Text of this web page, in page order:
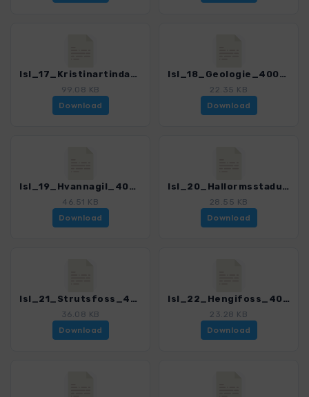
Isl_17_Kristinartindar_4005_9.gpx
99.08 KB
Download
Isl_18_Geologie_4005_9.gpx
22.35 KB
Download
Isl_19_Hvannagil_4005_9.gpx
46.51 KB
Download
Isl_20_Hallormsstadur_2_4005_9.gpx
28.55 KB
Download
Isl_21_Strutsfoss_4005_9.gpx
36.08 KB
Download
Isl_22_Hengifoss_4005_9.gpx
23.28 KB
Download